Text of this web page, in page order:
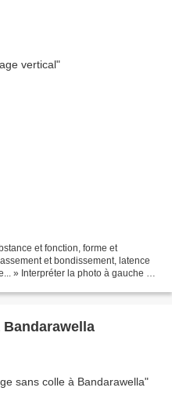
et fonction, forme et
et bondissement, latence
» Interpréter la photo à gauche en